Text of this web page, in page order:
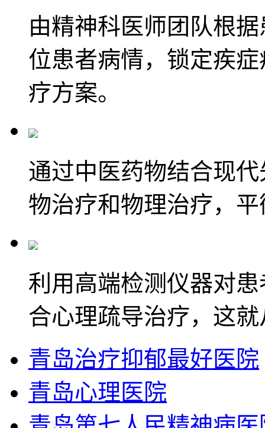
由精神科医师团队根
位患者病情，锁定疾
疗方案。
通过中医药物结合现
物治疗和物理治疗，
利用高端检测仪器对
合心理疏导治疗，这
青岛治疗抑郁最好医院
青岛心理医院